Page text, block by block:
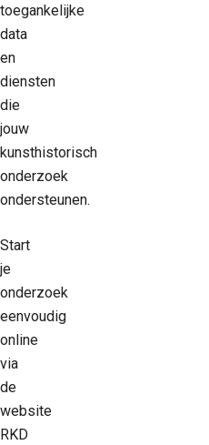
toegankelijke
data
en
diensten
die
jouw
kunsthistorisch
onderzoek
ondersteunen.
Start
je
onderzoek
eenvoudig
online
via
de
website
RKD